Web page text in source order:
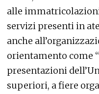
alle
servizi presenti in
anche
orientamento come
presentazioni
superiori, a fiere